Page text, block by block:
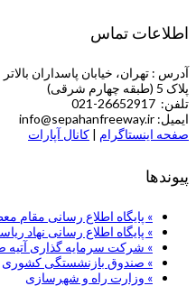
اطلاعات تماس
آدرس : تهران، خیابان پاسداران
پلاک 5 (طبقه چهارم شرقی)
تلفن: 26652917-021
ایمیل: info@sepahanfreeway.ir
صفحه اینستاگرام | کانال آپارات
پیوندها
» پایگاه اطلاع رسانی مقام
» پایگاه اطلاع رسانی نهاد
» شركت سرمایه گذاری آتیه
» صندوق بازنشستگی کشوری
» وزارت راه و شهرسازی